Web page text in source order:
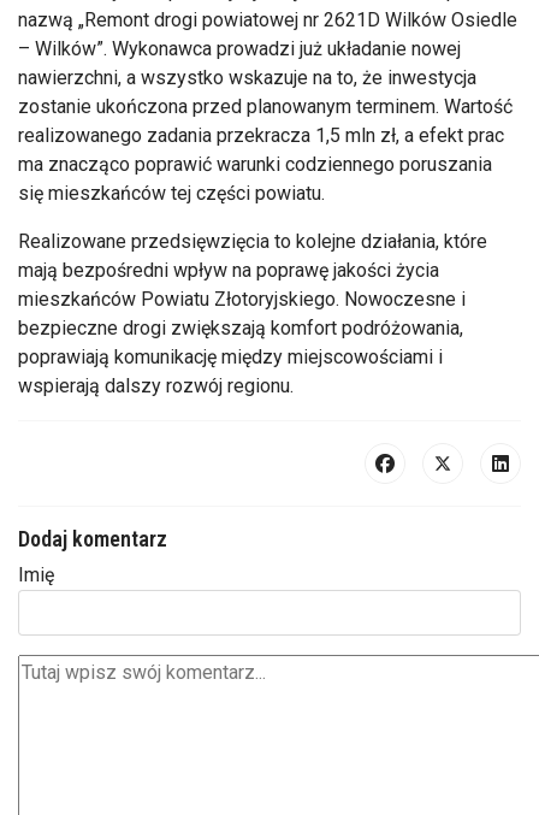
nazwą „Remont drogi powiatowej nr 2621D Wilków Osiedle
– Wilków”. Wykonawca prowadzi już układanie nowej
nawierzchni, a wszystko wskazuje na to, że inwestycja
zostanie ukończona przed planowanym terminem. Wartość
realizowanego zadania przekracza 1,5 mln zł, a efekt prac
ma znacząco poprawić warunki codziennego poruszania
się mieszkańców tej części powiatu.
Realizowane przedsięwzięcia to kolejne działania, które
mają bezpośredni wpływ na poprawę jakości życia
mieszkańców Powiatu Złotoryjskiego. Nowoczesne i
bezpieczne drogi zwiększają komfort podróżowania,
poprawiają komunikację między miejscowościami i
wspierają dalszy rozwój regionu.
Dodaj komentarz
Imię